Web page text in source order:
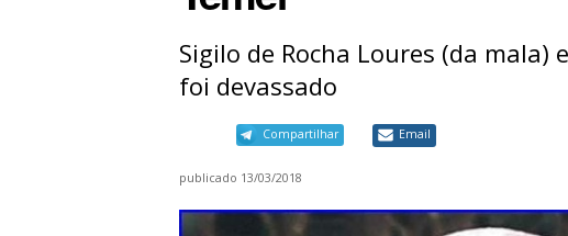
Sigilo de Rocha Loures (da mala)
foi devassado
Compartilhar Email
publicado 13/03/2018